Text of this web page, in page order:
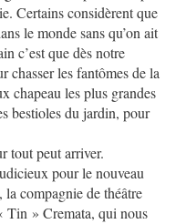
Certains considèrent que
le monde sans qu’on ait
c’est que dès notre
chasser les fantômes de la
chapeau les plus grandes
bestioles du jardin, pour
tout peut arriver.
pour le nouveau
compagnie de théâtre
Tin » Cremata, qui nous